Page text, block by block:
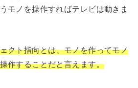
モノを操作すればテレビは動きま
クト指向とは、モノを作ってモノ
作することだと言えます。